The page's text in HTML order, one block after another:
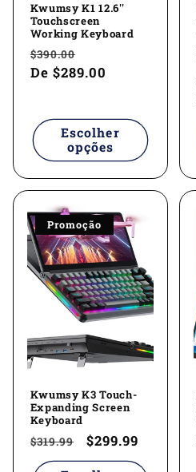
Kwumsy K1 12.6''
Touchscreen
Working Keyboard
Preço
normal
$390.00
promocional
De $289.00
Escolher
opções
Promoção
Kwumsy K3 Touch-
Expanding Screen
Keyboard
Preço
normal
$319.99
Preço
promocional
$299.99